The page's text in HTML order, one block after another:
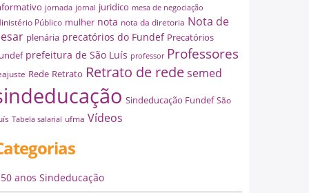
jornada jornal juridico mesa de negociação
Público mulher nota nota da diretoria Nota de
plenária precatórios do Fundef Precatórios
prefeitura de São Luís professor Professores
Rede Retrato Retrato de redesemed
Sindeducação Fundef São
Tabela salarial ufma Vídeos
50 anos Sindeducação